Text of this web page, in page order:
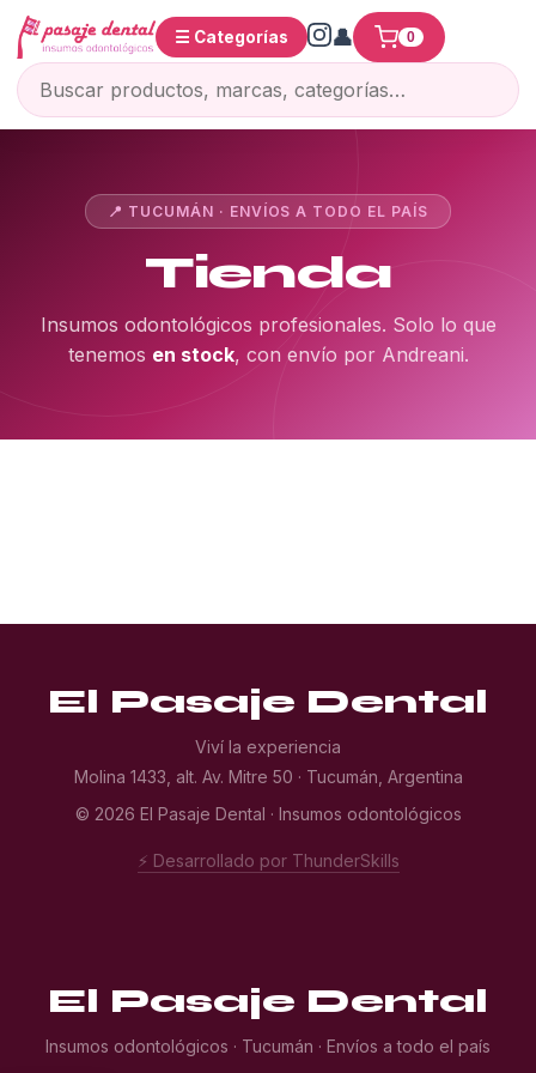
☰ Categorías 0
📍 TUCUMÁN · ENVÍOS A TODO EL PAÍS
Tienda
Insumos odontológicos profesionales. Solo lo que
tenemos en stock, con envío por Andreani.
El Pasaje Dental
Viví la experiencia
Molina 1433, alt. Av. Mitre 50 · Tucumán, Argentina
© 2026 El Pasaje Dental · Insumos odontológicos
⚡ Desarrollado por ThunderSkills
El Pasaje Dental
Insumos odontológicos · Tucumán · Envíos a todo el país